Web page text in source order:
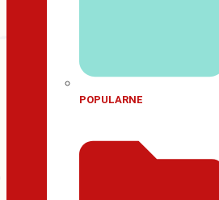
POPULARNE